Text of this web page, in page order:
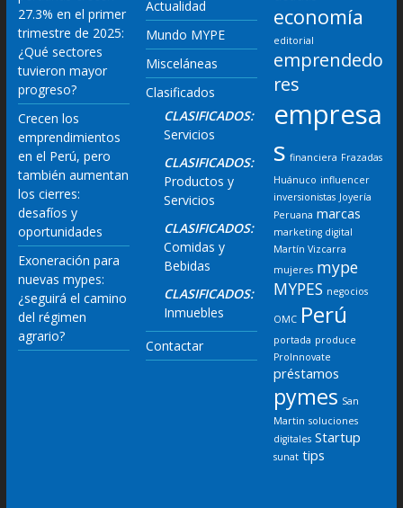
27.3% en el primer
trimestre de 2025:
¿Qué sectores
tuvieron mayor
progreso?
Crecen los
emprendimientos
en el Perú, pero
también aumentan
los cierres:
desafíos y
oportunidades
Exoneración para
nuevas mypes:
¿seguirá el camino
del régimen
agrario?
Actualidad
Mundo MYPE
Misceláneas
Clasificados
CLASIFICADOS:
Servicios
CLASIFICADOS:
Productos y
Servicios
CLASIFICADOS:
Comidas y
Bebidas
CLASIFICADOS:
Inmuebles
Contactar
economía
editorial
emprendedo
res
empresa
s financiera Frazadas
Huánuco influencer
inversionistas Joyería
Peruana marcas
marketing digital
Martín Vizcarra
mujeres mype
MYPES negocios
OMC Perú
portada produce
ProInnovate
préstamos
pymes San
Martin soluciones
digitales Startup
sunat tips